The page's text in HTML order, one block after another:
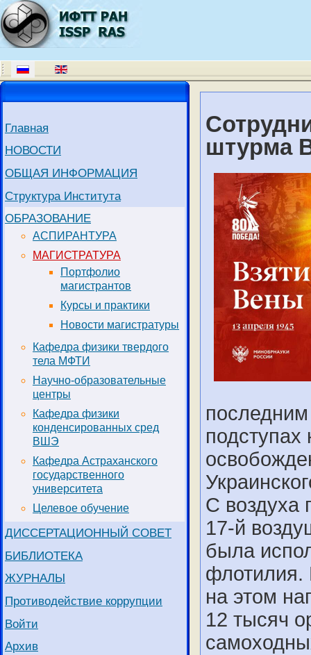
Главная
НОВОСТИ
ОБЩАЯ ИНФОРМАЦИЯ
Структура Института
ОБРАЗОВАНИЕ
АСПИРАНТУРА
МАГИСТРАТУРА
Портфолио
магистрантов
Курсы и практики
Новости магистратуры
Кафедра физики твердого
тела МФТИ
Научно-образовательные
центры
Кафедра физики
конденсированных сред
ВШЭ
Кафедра Астраханского
государственного
университета
Целевое обучение
ДИССЕРТАЦИОННЫЙ СОВЕТ
БИБЛИОТЕКА
ЖУРНАЛЫ
Противодействие коррупции
Войти
Архив
штурма
С воздуха
17-й
была
флотилия.
на этом
12 тысяч